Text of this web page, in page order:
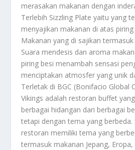
merasakan makanan dengan
Terlebih Sizzling Plate yaitu yang
menyajikan makanan di atas piring
Makanan yang di sajikan
Suara mendesis dan aroma
piring besi menambah sensasi
menciptakan atmosfer yang unik
Terletak di BGC (Bonifacio Global
Vikings adalah restoran buffet
berbagai hidangan dari berbagai
tetapi dengan tema yang berbeda.
restoran memiliki tema yang
termasuk makanan Jepang, Eropa,